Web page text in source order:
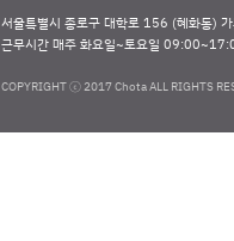
서울특별시 종로구 대학로 156 (혜화동)
근무시간 매주 화요일~토요일
COPYRIGHT ⓒ 2017 Chota ALL RIGHTS